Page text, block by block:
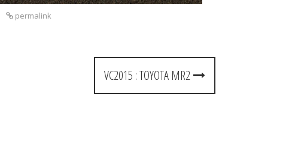
permalink
VC2015 : TOYOTA MR2